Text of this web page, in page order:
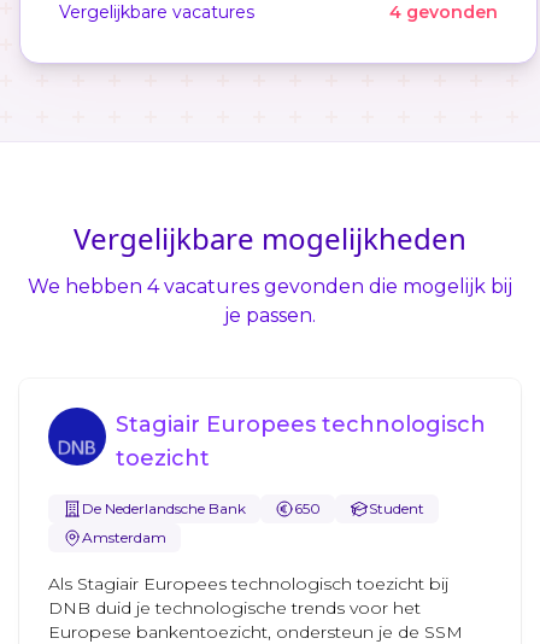
Vergelijkbare vacatures 4 gevonden
Vergelijkbare mogelijkheden
We hebben 4 vacatures gevonden die mogelijk bij
je passen.
Stagiair Europees technologisch
toezicht
De Nederlandsche Bank 650
Student
Amsterdam
Als Stagiair Europees technologisch toezicht bij
DNB duid je technologische trends voor het
Europese bankentoezicht, ondersteun je de SSM